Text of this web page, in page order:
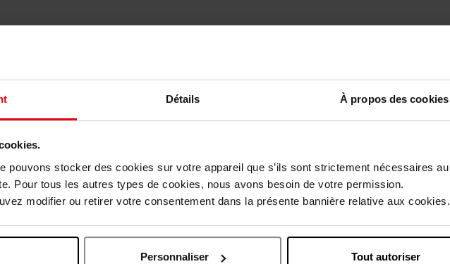
Détails À propos des cookies
pouvons stocker des cookies sur votre appareil que s’ils sont strictement nécessaires au
Pour tous les autres types de cookies, nous avons besoin de votre permission.
modifier ou retirer votre consentement dans la présente bannière relative aux cookies.
Personnaliser Tout autoriser
Nog iets vergeten ?